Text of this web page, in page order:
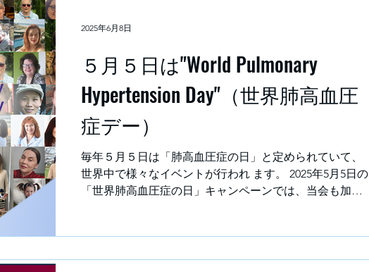
５月５日は"World Pulmonary
Hypertension Day"（世界肺高血圧
症デー）
毎年５月５日は「肺高血圧症の日」と定められていて、
世界中で様々なイベントが行われ ます。 2025年5月5日の
「世界肺高血圧症の日」キャンペーンでは、当会も加盟
2025年6月8日